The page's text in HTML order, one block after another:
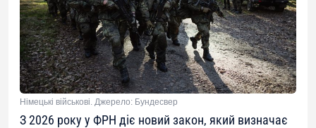
Німецькі військові. Джерело: Бундесвер
З 2026 року у ФРН діє новий закон, який визначає